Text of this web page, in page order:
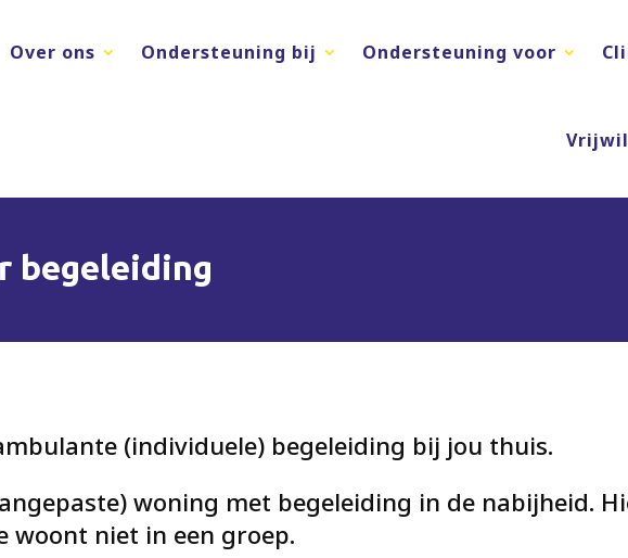
Over ons Ondersteuning bij Ondersteuning voor
begeleiding
(individuele) begeleiding bij jou thuis.
woning met begeleiding in de nabijheid.
woont niet in een groep.